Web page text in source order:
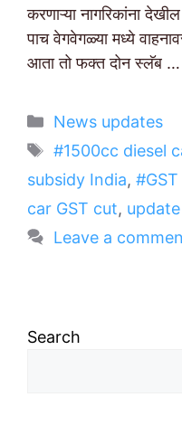
करणाऱ्या नागरिकांना
पाच वेगवेगळ्या मध्ये
आता तो फक्त दोन स्लॅब …
Categories
News updates
Tags
#1500cc diesel
subsidy India,
car GST cut, update
Leave a
Search